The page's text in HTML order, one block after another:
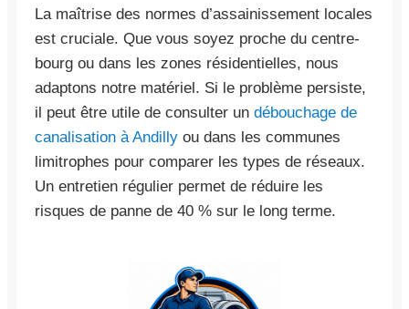
La maîtrise des normes d’assainissement locales
est cruciale. Que vous soyez proche du centre-
bourg ou dans les zones résidentielles, nous
adaptons notre matériel. Si le problème persiste,
il peut être utile de consulter un débouchage de
canalisation à Andilly ou dans les communes
limitrophes pour comparer les types de réseaux.
Un entretien régulier permet de réduire les
risques de panne de 40 % sur le long terme.